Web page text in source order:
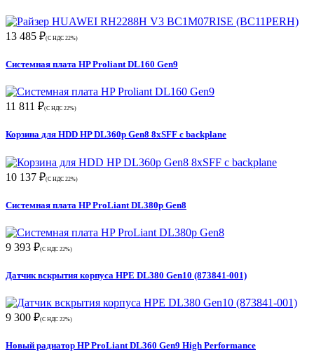
13 485 ₽(С НДС 22%)
Системная плата HP Proliant DL160 Gen9
11 811 ₽(С НДС 22%)
Корзина для HDD HP DL360p Gen8 8xSFF с backplane
10 137 ₽(С НДС 22%)
Системная плата HP ProLiant DL380p Gen8
9 393 ₽(С НДС 22%)
Датчик вскрытия корпуса HPE DL380 Gen10 (873841-001)
9 300 ₽(С НДС 22%)
Новый радиатор HP ProLiant DL360 Gen9 High Performance